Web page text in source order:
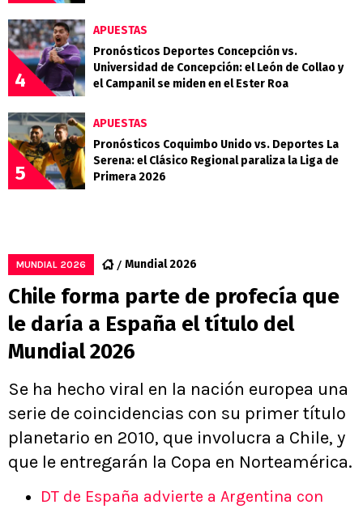
4
APUESTAS
Pronósticos Deportes Concepción vs.
Universidad de Concepción: el León de Collao y
el Campanil se miden en el Ester Roa
5
APUESTAS
Pronósticos Coquimbo Unido vs. Deportes La
Serena: el Clásico Regional paraliza la Liga de
Primera 2026
MUNDIAL 2026 Mundial 2026
Chile forma parte de profecía que
le daría a España el título del
Mundial 2026
Se ha hecho viral en la nación europea una
serie de coincidencias con su primer título
planetario en 2010, que involucra a Chile, y
que le entregarán la Copa en Norteamérica.
DT de España advierte a Argentina con